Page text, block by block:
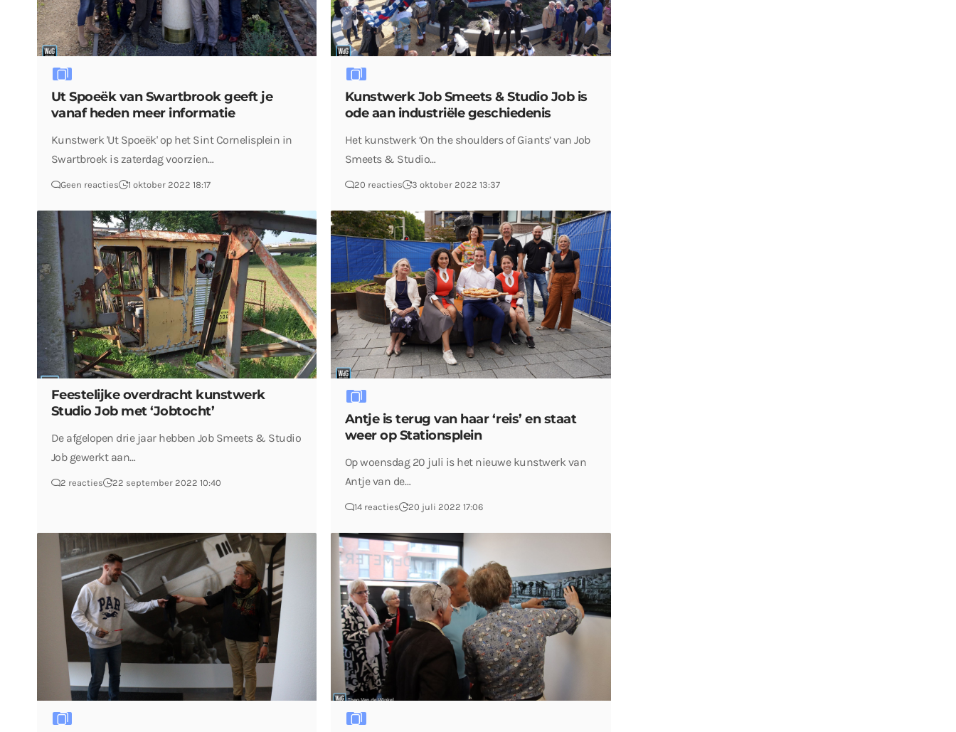
Ut Spoeëk van Swartbrook geeft je
vanaf heden meer informatie
Kunstwerk 'Ut Spoeëk' op het Sint Cornelisplein in
Swartbroek is zaterdag voorzien…
Geen reacties 1 oktober 2022 18:17
Kunstwerk Job Smeets & Studio Job is
ode aan industriële geschiedenis
Het kunstwerk ‘On the shoulders of Giants’ van Job
Smeets & Studio…
20 reacties 3 oktober 2022 13:37
Feestelijke overdracht kunstwerk
Studio Job met ‘Jobtocht’
De afgelopen drie jaar hebben Job Smeets & Studio
Job gewerkt aan…
2 reacties 22 september 2022 10:40
Antje is terug van haar ‘reis’ en staat
weer op Stationsplein
Op woensdag 20 juli is het nieuwe kunstwerk van
Antje van de…
14 reacties 20 juli 2022 17:06